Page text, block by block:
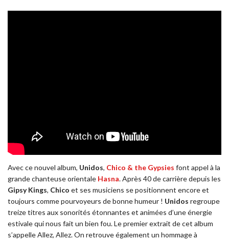
Avec ce nouvel album, Unidos, Chico & the Gypsies font appel à la
grande chanteuse orientale Hasna. Après 40 de carrière depuis les
Gipsy Kings, Chico et ses musiciens se positionnent encore et
toujours comme pourvoyeurs de bonne humeur ! Unidos regroupe
treize titres aux sonorités étonnantes et animées d’une énergie
estivale qui nous fait un bien fou. Le premier extrait de cet album
s’appelle Allez, Allez. On retrouve également un hommage à